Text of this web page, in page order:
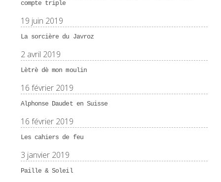
compte triple
19 juin 2019
La sorcière du Javroz
2 avril 2019
Lètrè dè mon moulin
16 février 2019
Alphonse Daudet en Suisse
16 février 2019
Les cahiers de feu
3 janvier 2019
Paille & Soleil